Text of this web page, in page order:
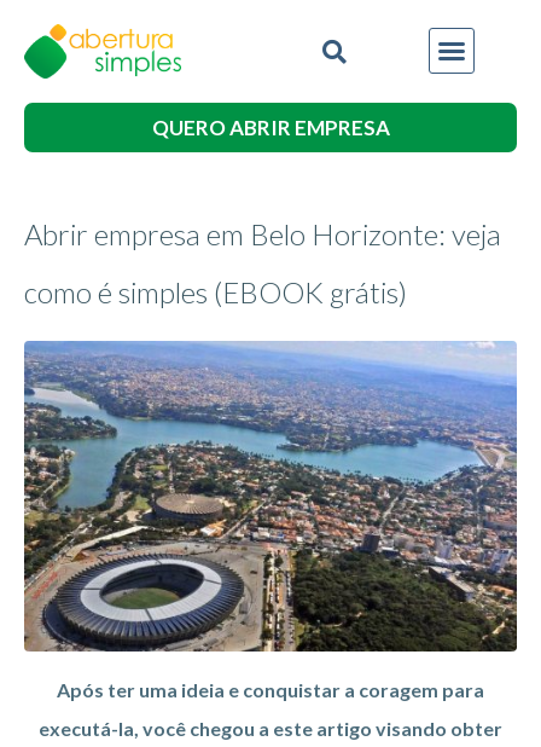
QUERO ABRIR EMPRESA
Abrir empresa em Belo Horizonte: veja
como é simples (EBOOK grátis)
Após ter uma ideia e conquistar a coragem para
executá-la, você chegou a este artigo visando obter